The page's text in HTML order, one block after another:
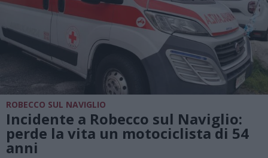
ROBECCO SUL NAVIGLIO
Incidente a Robecco sul Naviglio:
perde la vita un motociclista di 54
anni